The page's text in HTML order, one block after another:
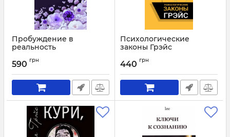
Пробуждение в
реальность
590 грн
Психологические
законы Грэйс
440 грн